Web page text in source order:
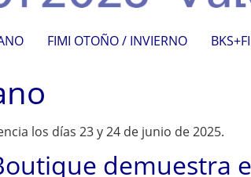
FIMI OTOÑO / INVIERNO
los días 23 y 24 de junio de 2025.
demuestra